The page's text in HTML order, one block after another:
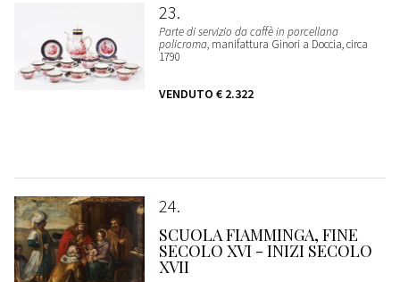
23
Parte di servizio da caffè in porcellana
policroma, manifattura Ginori a Doccia, circa
1790
VENDUTO € 2.322
24
SCUOLA FIAMMINGA, FINE
SECOLO XVI - INIZI SECOLO
XVII